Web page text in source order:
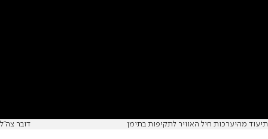
תיעוד מהיערכות חיל האוויר לתקיפות בתימן דובר צה"ל